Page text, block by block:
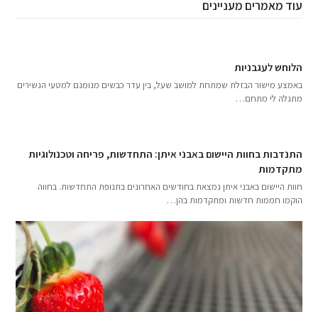
עוד מאמרים מעניינים
הלוחש לעגבניות
באמצע מישור הבזלת שמתחת למושב שעל, בין עדר כבשים מנומנם למטעי הנשירים
מתגלה לי מתחם…
התנדבות בחוות היישום באבני איתן: התחדשות, פריחה וטכנולוגיות
מתקדמות
חוות היישום באבני איתן נמצאת בחודשים האחרונים בתנופת התחדשות. בחווה
הוקמו חממות חדשות ומתקדמות בהן…